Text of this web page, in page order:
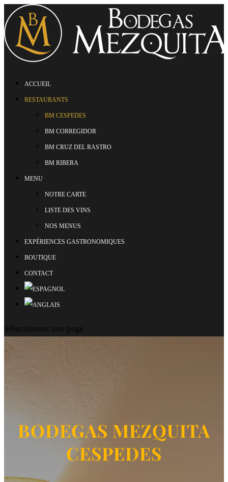
ACCUEIL
RESTAURANTS
BM CESPEDES
BM CORREGIDOR
BM CRUZ DEL RASTRO
BM RIBERA
MENU
NOTRE CARTE
LISTE DES VINS
NOS MENUS
EXPÉRIENCES GASTRONOMIQUES
BOUTIQUE
CONTACT
Sélectionner une page
BODEGAS MEZQUITA
CESPEDES